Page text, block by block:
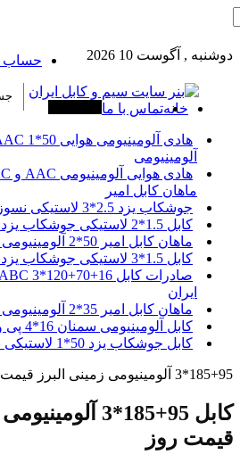
دوشنبه , آگوست 10 2026 حساب
خانهتماس با ما
آلومینیومی
ماهان کابل امیر
جوشکاب یزد 2.5*3 لاستیکی نسوز نمایندگی لاله زار
کابل 1.5*2 لاستیکی جوشکاب یزد لیست قیمت روز
ماهان کابل امیر 50*2 آلومینیومی PVC نمایندگی اصلی
کابل 1.5*3 لاستیکی جوشکاب یزد فروش عمده
ایران
ماهان کابل امیر 35*2 آلومینیومی دفتر فروش لاله زار
کابل آلومینیومی سمنان 16*4 پی وی سی نمایندگی فروش
کابل جوشکاب یزد 50*1 لاستیکی نمایندگی اصلی فروش
95+185*3 آلومینیومی زمینی البرز قیمت روز
کابل 95+185*3
قیمت روز